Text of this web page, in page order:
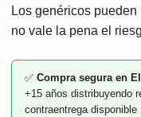
Los genéricos
no vale la pena el
✅ Compra segura en
+15 años distribuyendo
contraentrega disponible